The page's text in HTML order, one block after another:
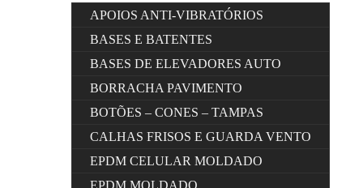
APOIOS ANTI-VIBRATÓRIOS
BASES E BATENTES
BASES DE ELEVADORES AUTO
BORRACHA PAVIMENTO
BOTÕES – CONES – TAMPAS
CALHAS FRISOS E GUARDA VENTO
EPDM CELULAR MOLDADO
EPDM MOLDADO